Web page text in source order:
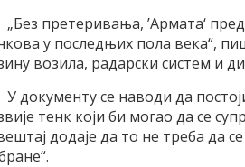
„Без претеривања, ’Армата‘
у последњих пола века“,
возила, радарски систем и
У документу се наводи да
тенк који би могао да се
додаје да то не треба да